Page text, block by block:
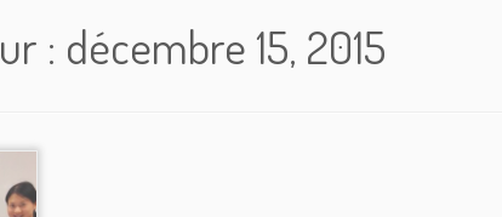
: décembre 15, 2015